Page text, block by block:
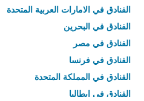
الفنادق في الامارات العربية المتحدة
الفنادق في البحرين
الفنادق في مصر
الفنادق في فرنسا
الفنادق في المملكة المتحدة
الفنادق في إيطاليا